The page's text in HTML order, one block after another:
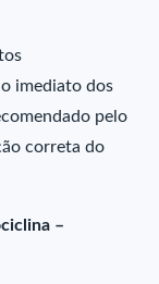
imediato dos
pelo
correta do
–